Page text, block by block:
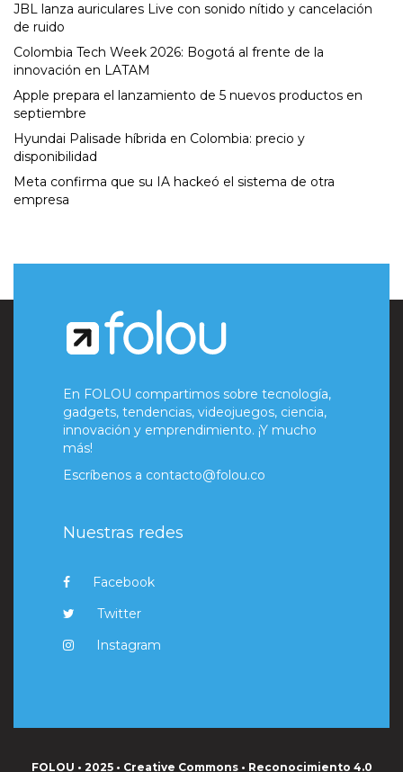
JBL lanza auriculares Live con sonido nítido y cancelación
de ruido
Colombia Tech Week 2026: Bogotá al frente de la
innovación en LATAM
Apple prepara el lanzamiento de 5 nuevos productos en
septiembre
Hyundai Palisade híbrida en Colombia: precio y
disponibilidad
Meta confirma que su IA hackeó el sistema de otra
empresa
En FOLOU compartimos sobre tecnología,
gadgets, tendencias, videojuegos, ciencia,
innovación y emprendimiento. ¡Y mucho
más!
Escríbenos a contacto@folou.co
Nuestras redes
Facebook
Twitter
Instagram
FOLOU • 2025 • Creative Commons • Reconocimiento 4.0